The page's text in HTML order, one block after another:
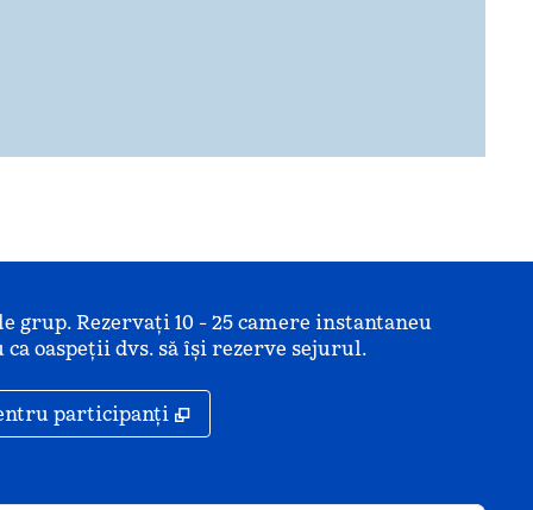
Rezervați 10 - 25 camere instantaneu
oaspeții dvs. să își rezerve sejurul.
participanți ,